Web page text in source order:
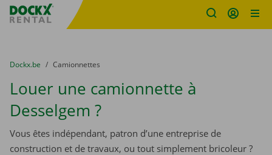
sitename
You are here:
du
Dockx.be to
Camionnettes
Louer une camionnette à
Desselgem ?
Vous êtes indépendant, patron d’une entreprise de
construction et de travaux, ou tout simplement bricoleur ?